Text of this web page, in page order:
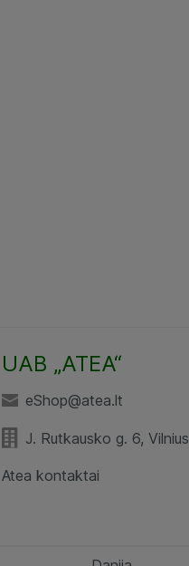
UAB „ATEA“
eShop@atea.lt
J. Rutkausko g. 6, Vilnius
Atea kontaktai